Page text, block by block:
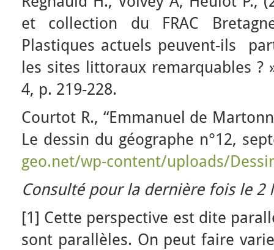
et collection du FRAC
Plastiques actuels peuvent-ils
les sites littoraux remarquables ?
4, p. 219-228.
Courtot R., “Emmanuel de
Le dessin du géographe n°12,
geo.net/wp-content/uploads/
Consulté pour la dernière fois le 2
[1] Cette perspective est dite
sont parallèles. On peut faire